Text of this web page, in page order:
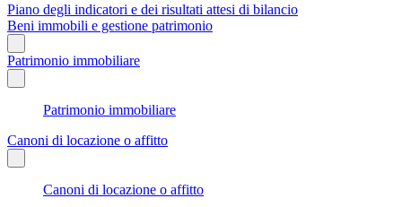
Piano degli indicatori e dei risultati attesi di bilancio
Beni immobili e gestione patrimonio
Patrimonio immobiliare
Patrimonio immobiliare
Canoni di locazione o affitto
Canoni di locazione o affitto